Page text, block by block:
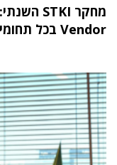
Vendor בכל תחומי שוק ה-IT